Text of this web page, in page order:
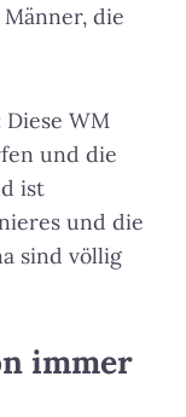
die
WM
und die
ist
und die
sind völlig
immer